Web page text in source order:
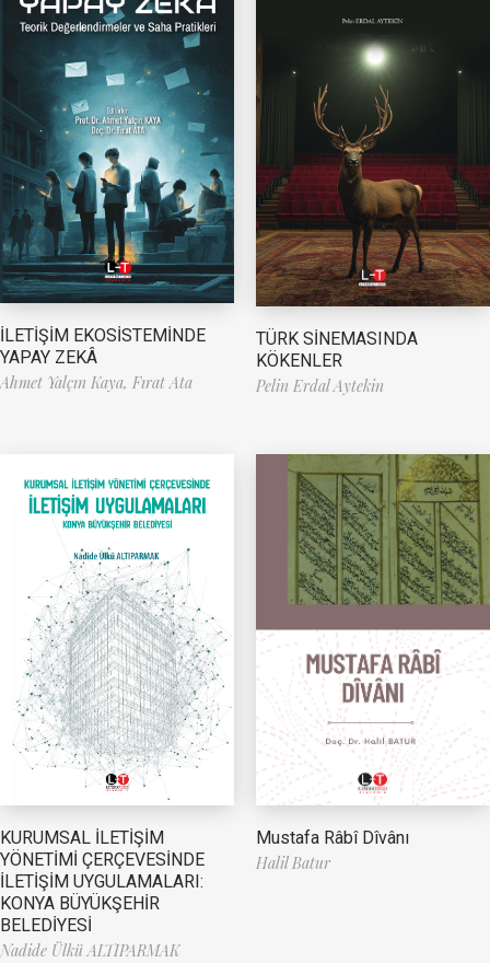
İLETİŞİM EKOSİSTEMİNDE
YAPAY ZEKÂ
Ahmet Yalçın Kaya, Fırat Ata
TÜRK SİNEMASINDA
KÖKENLER
Pelin Erdal Aytekin
KURUMSAL İLETİŞİM
YÖNETİMİ ÇERÇEVESİNDE
İLETİŞİM UYGULAMALARI:
KONYA BÜYÜKŞEHİR
BELEDİYESİ
Nadide Ülkü ALTIPARMAK
Mustafa Râbî Dîvânı
Halil Batur